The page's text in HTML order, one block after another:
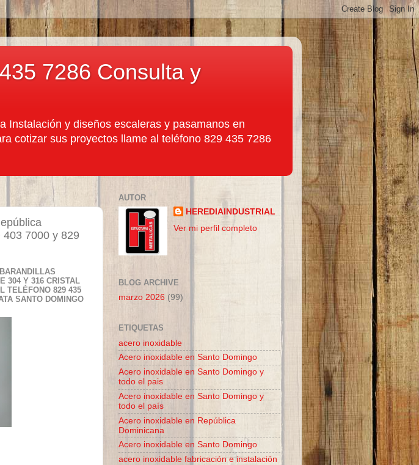
7286 Consulta y
Instalación y diseños escaleras y pasamanos en
cotizar sus proyectos llame al teléfono 829 435 7286
7000 y 829
304 Y 316 CRISTAL
TELÉFONO 829 435
SANTO DOMINGO
AUTOR
HEREDIAINDUSTRIAL
Ver mi perfil completo
BLOG ARCHIVE
marzo 2026 (99)
ETIQUETAS
acero inoxidable
Acero inoxidable en Santo Domingo
Acero inoxidable en Santo Domingo y
todo el pais
Acero inoxidable en Santo Domingo y
todo el país
Acero inoxidable en República
Dominicana
Acero inoxidable en Santo Domingo
acero inoxidable fabricación e instalación